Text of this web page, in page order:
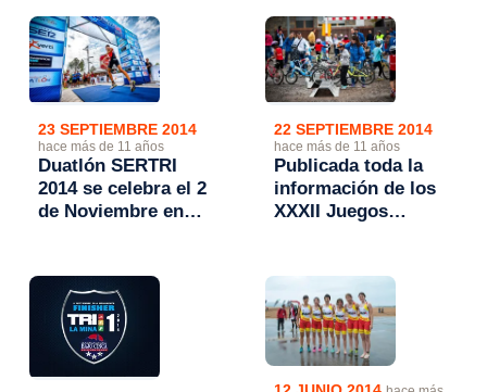
2014
23 SEPTIEMBRE 2014
hace más de 11 años
Duatlón SERTRI
2014 se celebra el 2
de Noviembre en
22 SEPTIEMBRE 2014
hace más de 11 años
Publicada toda la
información de los
XXXII Juegos